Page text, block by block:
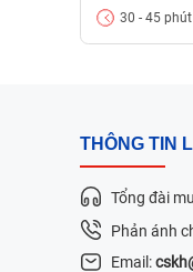
30 - 45 phút
THÔNG TIN
Tổng đài
Phản ánh
Email: